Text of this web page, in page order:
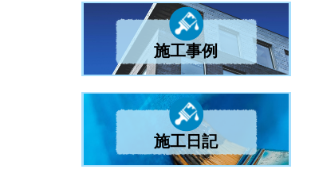
施工事例
施工日記